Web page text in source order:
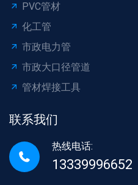
PVC管材
化工管
市政电力管
市政大口径管道
管材焊接工具
联系我们
热线电话:
13339996652